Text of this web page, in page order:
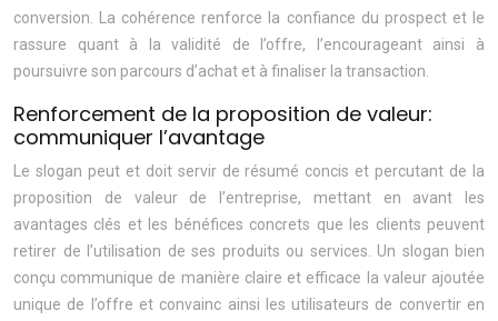
conversion. La cohérence renforce la confiance du prospect et le
rassure quant à la validité de l’offre, l’encourageant ainsi à
poursuivre son parcours d’achat et à finaliser la transaction.
Renforcement de la proposition de valeur:
communiquer l’avantage
Le slogan peut et doit servir de résumé concis et percutant de la
proposition de valeur de l’entreprise, mettant en avant les
avantages clés et les bénéfices concrets que les clients peuvent
retirer de l’utilisation de ses produits ou services. Un slogan bien
conçu communique de manière claire et efficace la valeur ajoutée
unique de l’offre et convainc ainsi les utilisateurs de convertir en